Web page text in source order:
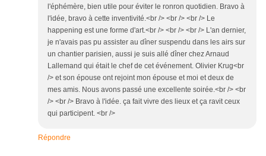
l'éphémère, bien utile pour éviter le ronron quotidien. Bravo à
l'idée, bravo à cette inventivité.<br /> <br /> <br /> Le
happening est une forme d'art.<br /> <br /> <br /> L'an dernier,
je n'avais pas pu assister au dîner suspendu dans les airs sur
un chantier parisien, aussi je suis allé dîner chez Arnaud
Lallemand qui était le chef de cet événement. Olivier Krug<br
/> et son épouse ont rejoint mon épouse et moi et deux de
mes amis. Nous avons passé une excellente soirée.<br /> <br
/> <br /> Bravo à l'idée. ça fait vivre des lieux et ça ravit ceux
qui participent. <br />
Répondre